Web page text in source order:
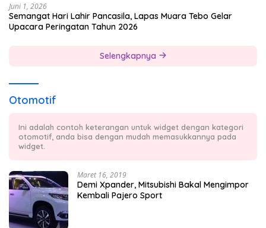
Juni 1, 2026
Semangat Hari Lahir Pancasila, Lapas Muara Tebo Gelar
Upacara Peringatan Tahun 2026
Selengkapnya
Otomotif
Ini adalah contoh keterangan untuk widget dengan kategori
otomotif, anda bisa dengan mudah memasukkannya pada
widget.
Maret 16, 2019
Demi Xpander, Mitsubishi Bakal Mengimpor
Kembali Pajero Sport